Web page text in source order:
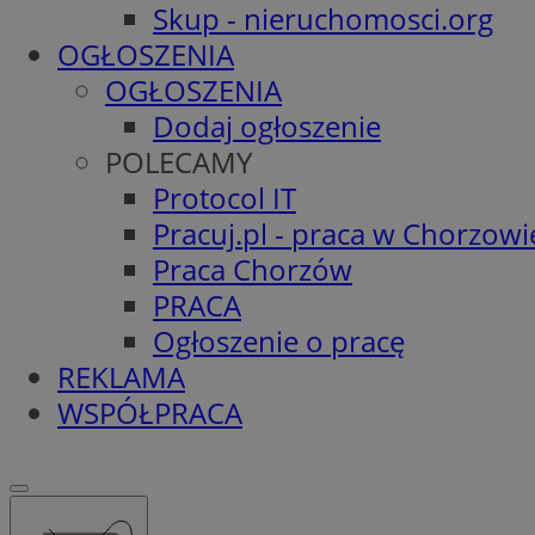
Skup - nieruchomosci.org
OGŁOSZENIA
OGŁOSZENIA
Dodaj ogłoszenie
POLECAMY
Protocol IT
Pracuj.pl - praca w
Praca Chorzów
PRACA
Ogłoszenie o pracę
REKLAMA
WSPÓŁPRACA